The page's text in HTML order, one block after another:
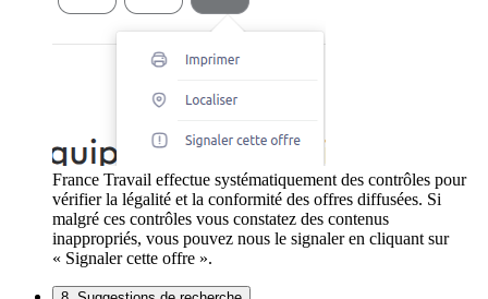
France Travail effectue systématiquement des contrôles pour
vérifier la légalité et la conformité des offres diffusées. Si
malgré ces contrôles vous constatez des contenus
inappropriés, vous pouvez nous le signaler en cliquant sur
« Signaler cette offre ».